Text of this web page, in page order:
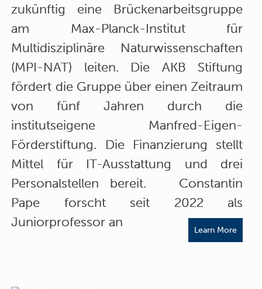
zukünftig eine Brückenarbeitsgruppe
am Max-Planck-Institut für
Multidisziplinäre Naturwissenschaften
(MPI-NAT) leiten. Die AKB Stiftung
fördert die Gruppe über einen Zeitraum
von fünf Jahren durch die
institutseigene Manfred-Eigen-
Förderstiftung. Die Finanzierung stellt
Mittel für IT-Ausstattung und drei
Personalstellen bereit. Constantin
Pape forscht seit 2022 als
Juniorprofessor an
Learn More